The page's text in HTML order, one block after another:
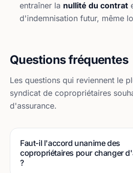
entraîner la nullité du contrat
d'indemnisation futur, même
Questions fréquentes
Les questions qui reviennent le
syndicat de copropriétaires
d'assurance.
Faut-il l'accord unanime des
copropriétaires pour changer
?